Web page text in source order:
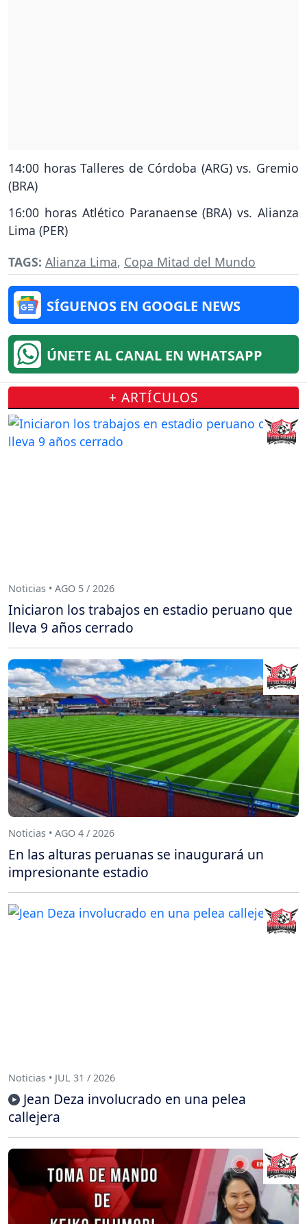
14:00 horas Talleres de Córdoba (ARG) vs. Gremio
(BRA)
16:00 horas Atlético Paranaense (BRA) vs. Alianza
Lima (PER)
TAGS: Alianza Lima, Copa Mitad del Mundo
SÍGUENOS EN GOOGLE NEWS
ÚNETE AL CANAL EN WHATSAPP
+ ARTÍCULOS
Noticias • AGO 5 / 2026
Iniciaron los trabajos en estadio peruano que
lleva 9 años cerrado
Noticias • AGO 4 / 2026
En las alturas peruanas se inaugurará un
impresionante estadio
Noticias • JUL 31 / 2026
Jean Deza involucrado en una pelea
callejera